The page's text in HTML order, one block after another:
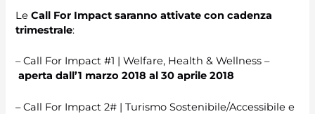
LeCall For Impact saranno attivate con cadenza
trimestrale:
– Call For Impact #1 | Welfare, Health & Wellness –
aperta dall’1 marzo 2018 al 30 aprile 2018
– Call For Impact 2# | Turismo Sostenibile/Accessibile e